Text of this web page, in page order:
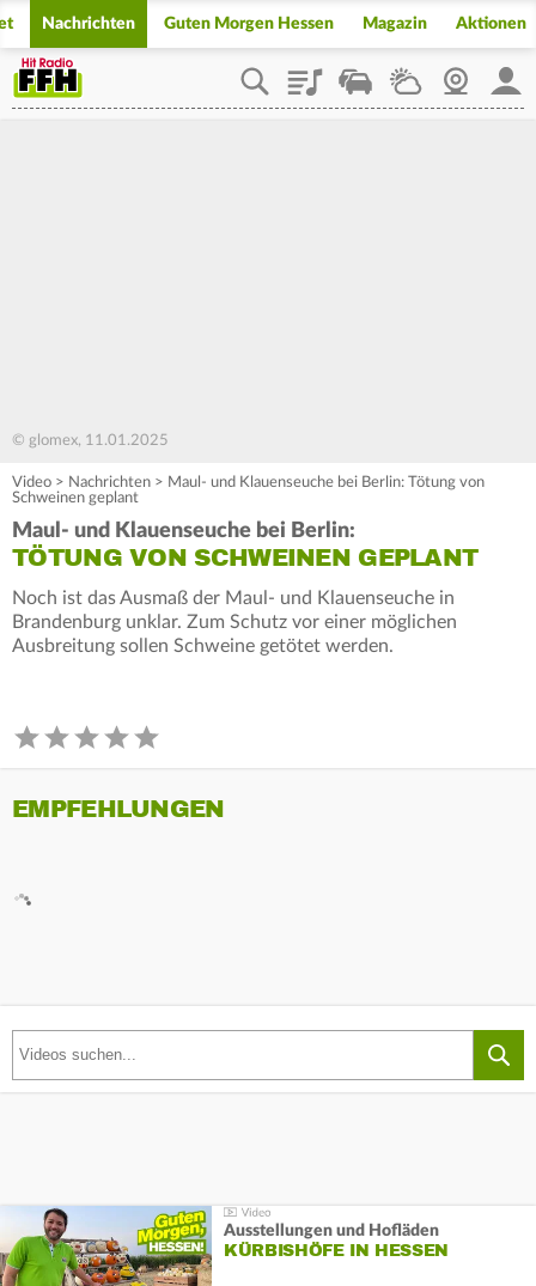
Nachrichten Guten Morgen Hessen Magazin Aktionen
PlaylistStaupilotWetterWebcam
© glomex, 11.01.2025
Video > Nachrichten > Maul- und Klauenseuche bei Berlin: Tötung von
Schweinen geplant
Maul- und Klauenseuche bei Berlin:
TÖTUNG VON SCHWEINEN GEPLANT
Noch ist das Ausmaß der Maul- und Klauenseuche in
Brandenburg unklar. Zum Schutz vor einer möglichen
Ausbreitung sollen Schweine getötet werden.
EMPFEHLUNGEN
Ausstellungen und Hofläden
KÜRBISHÖFE IN HESSEN